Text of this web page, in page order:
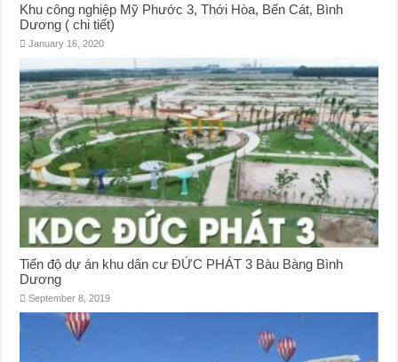
Khu công nghiệp Mỹ Phước 3, Thới Hòa, Bến Cát, Bình
Dương ( chi tiết)
January 16, 2020
Tiến độ dự án khu dân cư ĐỨC PHÁT 3 Bàu Bàng Bình
Dương
September 8, 2019